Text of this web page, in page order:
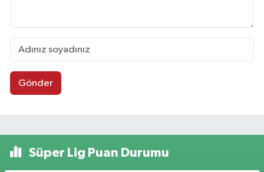
Gönder
Süper Lig Puan Durumu